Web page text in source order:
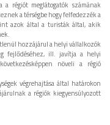
régiót meglátogatók számának
a térségbe hogy felfedezzék a
azok által a turisták által, akik
hozzájárul a helyi vállalkozók
fejlődéséhez, ill. javítja a helyi
növeli a régió
végrehajtása által határokon
a régiók kiegyensúlyozott